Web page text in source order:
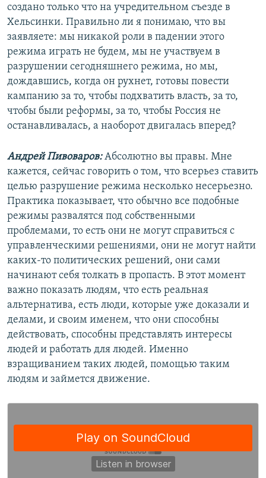
создано только что на учредительном съезде в
Хельсинки. Правильно ли я понимаю, что вы
заявляете: мы никакой роли в падении этого
режима играть не будем, мы не участвуем в
разрушении сегодняшнего режима, но мы,
дождавшись, когда он рухнет, готовы повести
кампанию за то, чтобы подхватить власть, за то,
чтобы были реформы, за то, чтобы Россия не
останавливалась, а наоборот двигалась вперед?
Андрей Пивоваров:Абсолютно вы правы. Мне
кажется, сейчас говорить о том, что всерьез ставить
целью разрушение режима несколько несерьезно.
Практика показывает, что обычно все подобные
режимы развалятся под собственными
проблемами, то есть они не могут справиться с
управленческими решениями, они не могут найти
каких-то политических решений, они сами
начинают себя толкать в пропасть. В этот момент
важно показать людям, что есть реальная
альтернатива, есть люди, которые уже доказали и
делами, и своим именем, что они способны
действовать, способны представлять интересы
людей и работать для людей. Именно
взращиванием таких людей, помощью таким
людям и займется движение.